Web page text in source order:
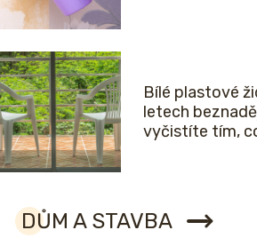
Bílé plastové
letech
vyčistíte tím,
DŮM A STAVBA